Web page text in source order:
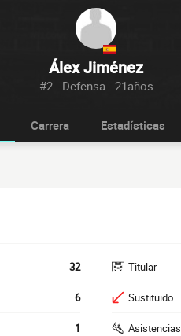
Álex Jiménez
#2 - Defensa - 21años
Carrera Estadísticas
32
6
1
Titular
Sustituido
Asistencias